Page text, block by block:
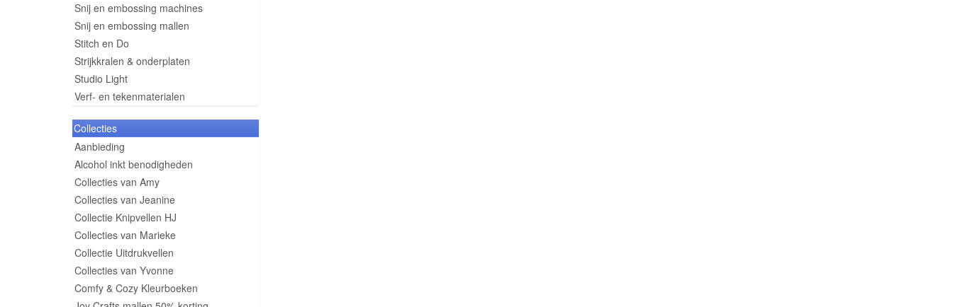
Snij en embossing machines
Snij en embossing mallen
Stitch en Do
Strijkkralen & onderplaten
Studio Light
Verf- en tekenmaterialen
Collecties
Aanbieding
Alcohol inkt benodigheden
Collecties van Amy
Collecties van Jeanine
Collectie Knipvellen HJ
Collecties van Marieke
Collectie Uitdrukvellen
Collecties van Yvonne
Comfy & Cozy Kleurboeken